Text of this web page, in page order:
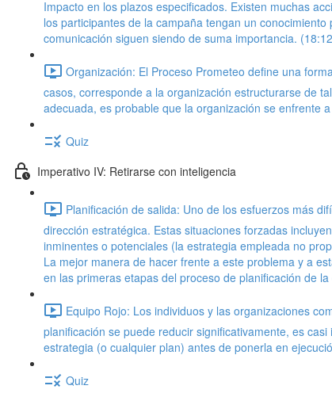
Impacto en los plazos especificados. Existen muchas
los participantes de la campaña tengan un
comunicación siguen siendo de suma importancia.
Organización: El Proceso Prometeo define una
casos, corresponde a la organización estructurarse de
adecuada, es probable que la organización se enfrente
Quiz
Imperativo IV: Retirarse con inteligencia
Planificación de salida: Uno de los esfuerzos más
dirección estratégica. Estas situaciones forzadas
inminentes o potenciales (la estrategia empleada no
La mejor manera de hacer frente a este problema y a
en las primeras etapas del proceso de planificación de
Equipo Rojo: Los individuos y las organizaciones
planificación se puede reducir significativamente, es
estrategia (o cualquier plan) antes de ponerla en
Quiz